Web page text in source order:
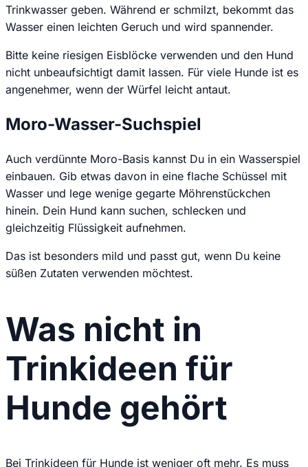
Trinkwasser geben. Während er schmilzt, bekommt das
Wasser einen leichten Geruch und wird spannender.
Bitte keine riesigen Eisblöcke verwenden und den Hund
nicht unbeaufsichtigt damit lassen. Für viele Hunde ist es
angenehmer, wenn der Würfel leicht antaut.
Moro-Wasser-Suchspiel
Auch verdünnte Moro-Basis kannst Du in ein Wasserspiel
einbauen. Gib etwas davon in eine flache Schüssel mit
Wasser und lege wenige gegarte Möhrenstückchen
hinein. Dein Hund kann suchen, schlecken und
gleichzeitig Flüssigkeit aufnehmen.
Das ist besonders mild und passt gut, wenn Du keine
süßen Zutaten verwenden möchtest.
Was nicht in
Trinkideen für
Hunde gehört
Bei Trinkideen für Hunde ist weniger oft mehr. Es muss